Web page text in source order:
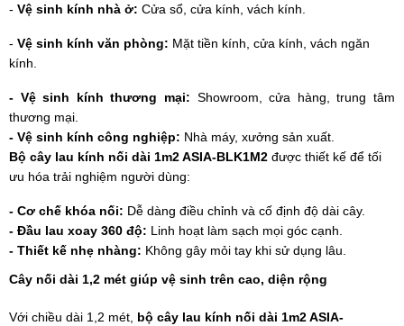
- Vệ sinh kính nhà ở: Cửa sổ, cửa kính, vách kính.
- Vệ sinh kính văn phòng: Mặt tiền kính, cửa kính, vách ngăn
kính.
- Vệ sinh kính thương mại: Showroom, cửa hàng, trung tâm
thương mại.
- Vệ sinh kính công nghiệp: Nhà máy, xưởng sản xuất.
Bộ cây lau kính nối dài 1m2 ASIA-BLK1M2 được thiết kế để tối
ưu hóa trải nghiệm người dùng:
- Cơ chế khóa nối: Dễ dàng điều chỉnh và cố định độ dài cây.
- Đầu lau xoay 360 độ: Linh hoạt làm sạch mọi góc cạnh.
- Thiết kế nhẹ nhàng: Không gây mỏi tay khi sử dụng lâu.
Cây nối dài 1,2 mét giúp vệ sinh trên cao, diện rộng
Với chiều dài 1,2 mét, bộ cây lau kính nối dài 1m2 ASIA-